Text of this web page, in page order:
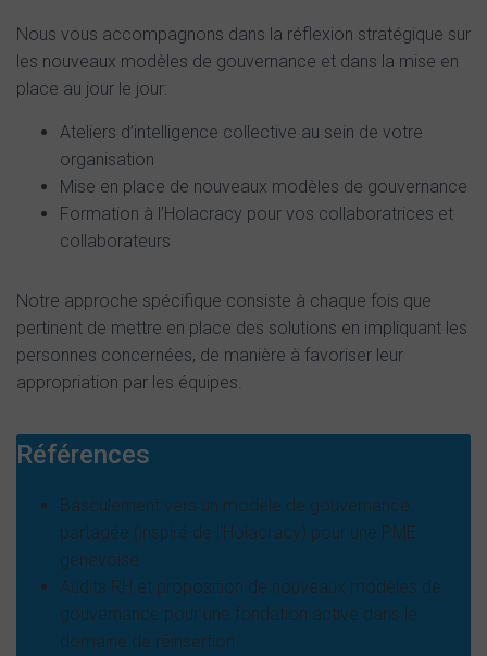
Nous vous accompagnons dans la réflexion stratégique sur
les nouveaux modèles de gouvernance et dans la mise en
place au jour le jour:
Ateliers d’intelligence collective au sein de votre
organisation
Mise en place de nouveaux modèles de gouvernance
Formation à l’Holacracy pour vos collaboratrices et
collaborateurs
Notre approche spécifique consiste à chaque fois que
pertinent de mettre en place des solutions en impliquant les
personnes concernées, de manière à favoriser leur
appropriation par les équipes.
Références
Basculement vers un modèle de gouvernance
partagée (inspiré de l’Holacracy) pour une PME
genevoise
Audits RH et proposition de nouveaux modèles de
gouvernance pour une fondation active dans le
domaine de réinsertion